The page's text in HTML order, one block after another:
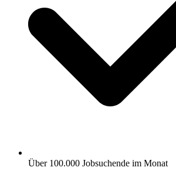
Über 100.000 Jobsuchende im Monat